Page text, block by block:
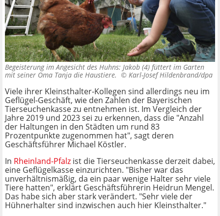
Begeisterung im Angesicht des Huhns: Jakob (4) füttert im Garten
mit seiner Oma Tanja die Haustiere. © Karl-Josef Hildenbrand/dpa
Viele ihrer Kleinsthalter-Kollegen sind allerdings neu im
Geflügel-Geschäft, wie den Zahlen der Bayerischen
Tierseuchenkasse zu entnehmen ist. Im Vergleich der
Jahre 2019 und 2023 sei zu erkennen, dass die "Anzahl
der Haltungen in den Städten um rund 83
Prozentpunkte zugenommen hat", sagt deren
Geschäftsführer Michael Köstler.
In Rheinland-Pfalz ist die Tierseuchenkasse derzeit dabei,
eine Geflügelkasse einzurichten. "Bisher war das
unverhältnismäßig, da ein paar wenige Halter sehr viele
Tiere hatten", erklärt Geschäftsführerin Heidrun Mengel.
Das habe sich aber stark verändert. "Sehr viele der
Hühnerhalter sind inzwischen auch hier Kleinsthalter."